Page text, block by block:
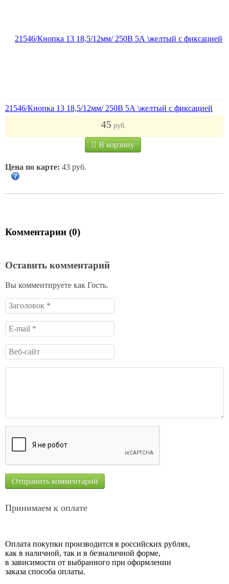
21546/Кнопка 13 18,5/12мм/ 250В 5А \желтый с фиксацией
45 руб.
В корзину
Цена по карте: 43 руб.
Комментарии (0)
Оставить комментарий
Вы комментируете как Гость.
Принимаем к оплате
Оплата покупки производится в российских рублях,
как в наличной, так и в безналичной форме,
в зависимости от выбранного при оформлении
заказа способа оплаты.